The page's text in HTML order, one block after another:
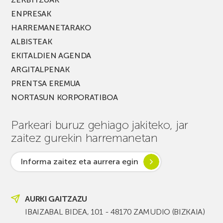
ENPRESAK
HARREMANETARAKO
ALBISTEAK
EKITALDIEN AGENDA
ARGITALPENAK
PRENTSA EREMUA
NORTASUN KORPORATIBOA
Parkeari buruz gehiago jakiteko, jar
zaitez gurekin harremanetan
Informa zaitez eta aurrera egin
AURKI GAITZAZU
IBAIZABAL BIDEA, 101 - 48170 ZAMUDIO (BIZKAIA)